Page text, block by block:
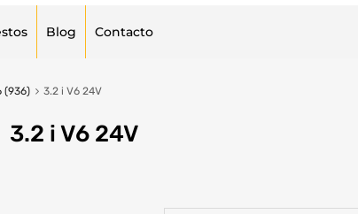
Blog Contacto
(936) 3.2 i V6 24V
3.2 i V6 24V